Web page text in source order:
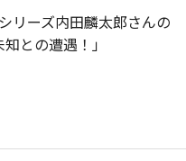
リーズ内田麟太郎さんの
との遭遇！」